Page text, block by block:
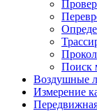
Поиск
Воздушные
Измерение